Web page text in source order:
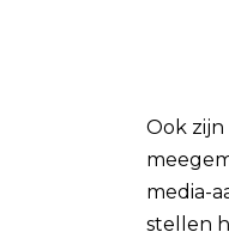
Ook
media-
stellen